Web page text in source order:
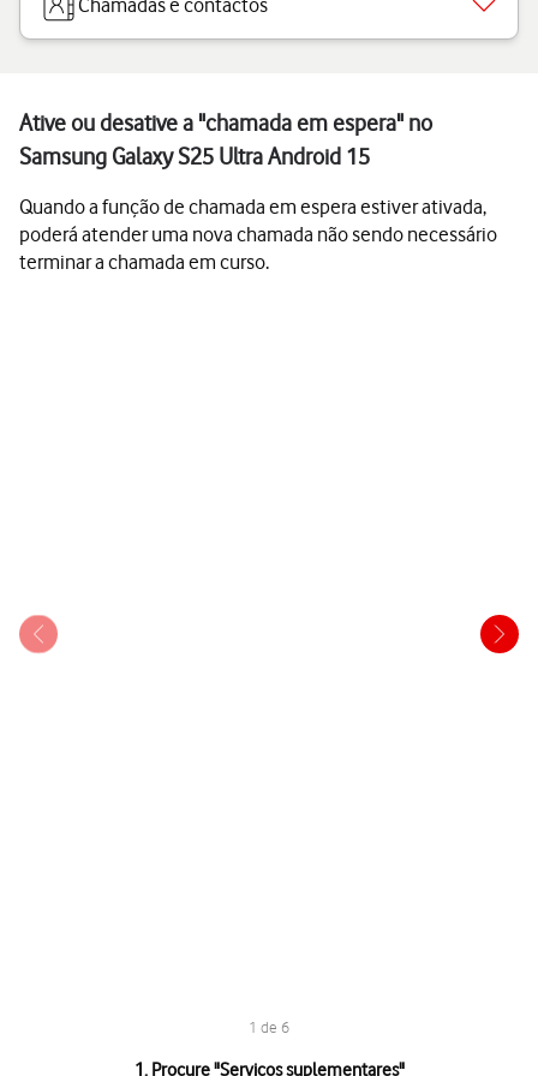
Chamadas e contactos
Ative ou desative a "chamada em espera" no
Samsung Galaxy S25 Ultra Android 15
Quando a função de chamada em espera estiver ativada,
poderá atender uma nova chamada não sendo necessário
terminar a chamada em curso.
1 de 6
1. Procure "Serviços suplementares"